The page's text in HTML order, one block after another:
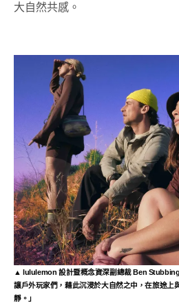
大自然共感。
▲ lululemon 設計暨概念資深副總裁 Ben
讓戶外玩家們，藉此沉浸於大自然之中，在旅途上
靜。」